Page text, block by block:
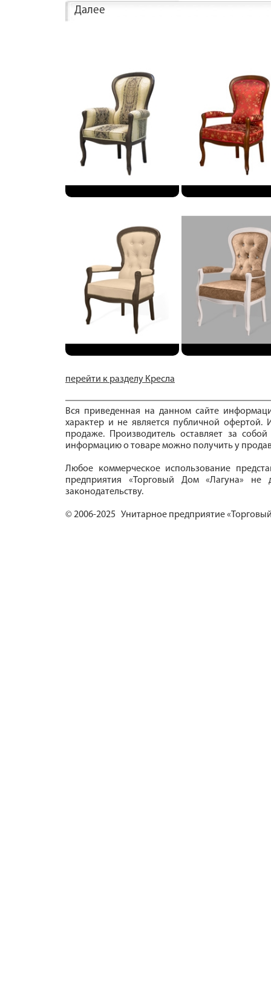
Далее
перейти к разделу Кресла
Вся приведенная на данном сайте
характер и не является публичной офертой.
продаже. Производитель оставляет за
информацию о товаре можно получить у
Любое коммерческое использование
предприятия «Торговый Дом «Лагуна» не
законодательству.
© 2006-2025 Унитарное предприятие